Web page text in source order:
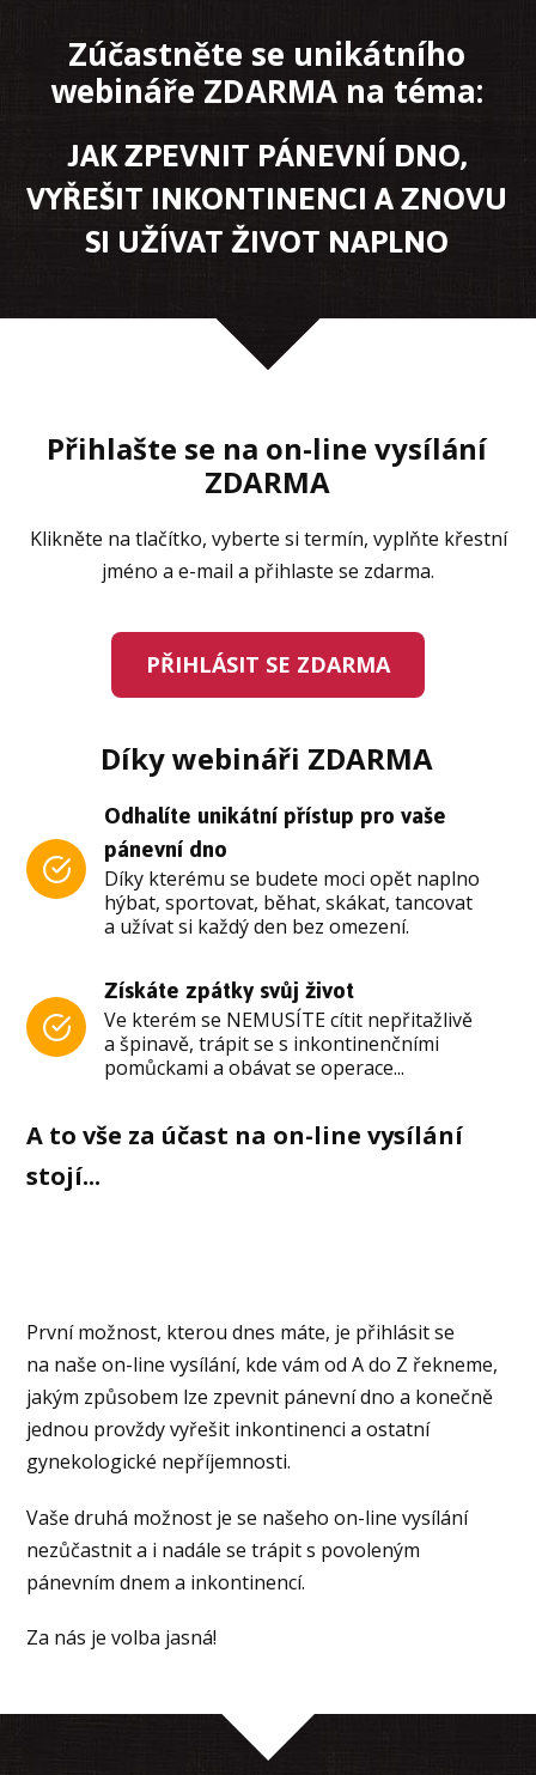
Zúčastněte se unikátního
webináře ZDARMA na téma:
JAK ZPEVNIT PÁNEVNÍ DNO,
VYŘEŠIT INKONTINENCI A ZNOVU
SI UŽÍVAT ŽIVOT NAPLNO
Přihlašte se na on-line vysílání
ZDARMA
Klikněte na tlačítko, vyberte si termín, vyplňte křestní
jméno a e-mail a přihlaste se zdarma.
PŘIHLÁSIT SE ZDARMA
Díky webináři ZDARMA
Odhalíte unikátní přístup pro vaše
pánevní dno
Díky kterému se budete moci opět naplno
hýbat, sportovat, běhat, skákat, tancovat
a užívat si každý den bez omezení.
Získáte zpátky svůj život
Ve kterém se NEMUSÍTE cítit nepřitažlivě
a špinavě, trápit se s inkontinenčními
pomůckami a obávat se operace...
A to vše za účast na on-line vysílání
stojí...
První možnost, kterou dnes máte, je přihlásit se
na naše on-line vysílání, kde vám od A do Z řekneme,
jakým způsobem lze zpevnit pánevní dno a konečně
jednou provždy vyřešit inkontinenci a ostatní
gynekologické nepříjemnosti.
Vaše druhá možnost je se našeho on-line vysílání
nezůčastnit a i nadále se trápit s povoleným
pánevním dnem a inkontinencí.
Za nás je volba jasná!